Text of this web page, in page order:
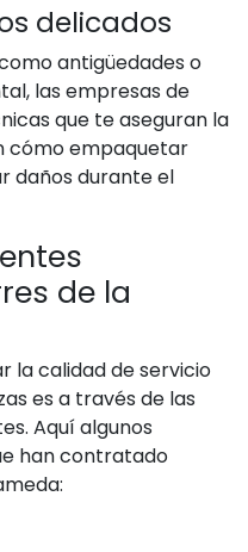
delicados
antigüedades o
las empresas de
que te aseguran la
cómo empaquetar
daños durante el
de la
la calidad de servicio
es a través de las
Aquí algunos
han contratado